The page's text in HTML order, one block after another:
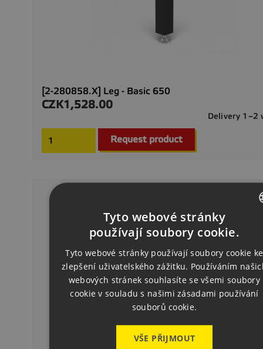
[2-280858.X] Leg - Basic 650
Price
CZK1,528.00
Delivery 1–2
Request product
ENGLISH
GERMAN
Tyto webové stránky
používají soubory cookie.
Tyto webové stránky používají soubory cookie ke
zlepšení uživatelského zážitku. Používáním
webových stránek souhlasíte se všemi soubory
cookie v souladu s našimi zásadami používání
souborů cookie.
VŠE PŘIJMOUT